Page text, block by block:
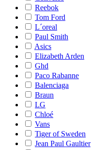
Reebok
Tom Ford
L´oreal
Paul Smith
Asics
Elizabeth Arden
Ghd
Paco Rabanne
Balenciaga
Braun
LG
Chloé
Vans
Tiger of Sweden
Jean Paul Gaultier